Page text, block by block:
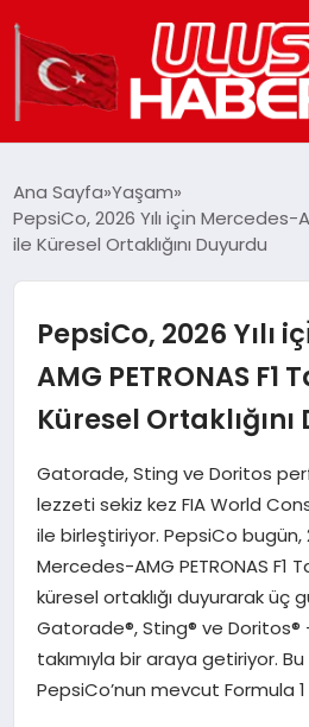
DÜNYA
SIYASET
TEKNOLOJI
EĞITIM
MAGAZIN
SPOR
YAŞAM
Ana Sayfa Yaşam
PepsiCo, 2026 Yılı içı̇n Mercedes-
ile Küresel Ortaklığını Duyurdu
PepsiCo, 2026 Yılı
AMG PETRONAS F1
Küresel
Gatorade, Sting ve Doritos
lezzeti sekiz kez FIA World
ile birleştiriyor. PepsiCo bugün,
Mercedes-AMG PETRONAS F1
küresel ortaklığı duyurarak üç
Gatorade®, Sting® ve Doritos®
takımıyla bir araya getiriyor. Bu
PepsiCo’nun mevcut Formula